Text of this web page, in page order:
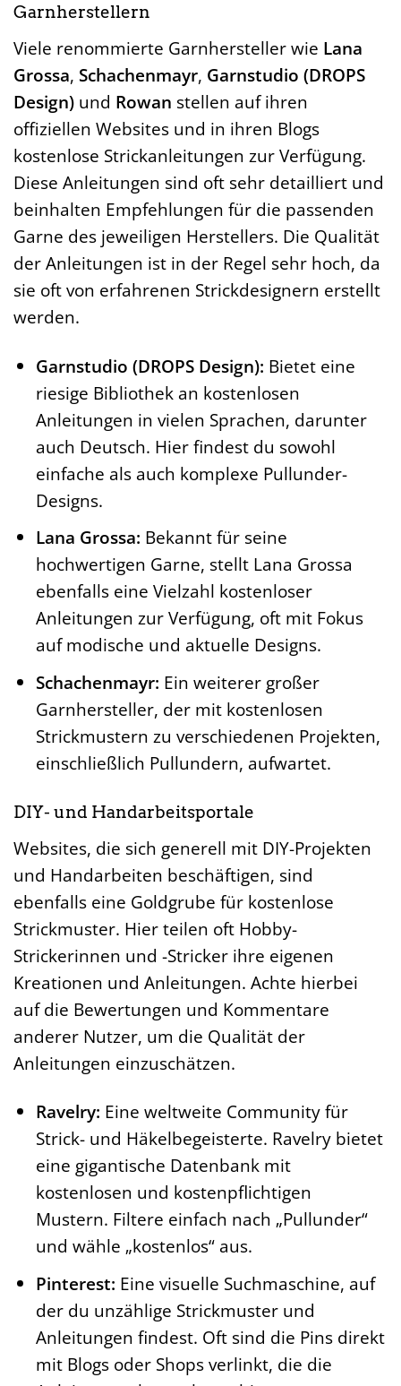
Garnherstellern
Viele renommierte Garnhersteller wie Lana
Grossa, Schachenmayr, Garnstudio (DROPS
Design) und Rowan stellen auf ihren
offiziellen Websites und in ihren Blogs
kostenlose Strickanleitungen zur Verfügung.
Diese Anleitungen sind oft sehr detailliert und
beinhalten Empfehlungen für die passenden
Garne des jeweiligen Herstellers. Die Qualität
der Anleitungen ist in der Regel sehr hoch, da
sie oft von erfahrenen Strickdesignern erstellt
werden.
Garnstudio (DROPS Design): Bietet eine
riesige Bibliothek an kostenlosen
Anleitungen in vielen Sprachen, darunter
auch Deutsch. Hier findest du sowohl
einfache als auch komplexe Pullunder-
Designs.
Lana Grossa: Bekannt für seine
hochwertigen Garne, stellt Lana Grossa
ebenfalls eine Vielzahl kostenloser
Anleitungen zur Verfügung, oft mit Fokus
auf modische und aktuelle Designs.
Schachenmayr: Ein weiterer großer
Garnhersteller, der mit kostenlosen
Strickmustern zu verschiedenen Projekten,
einschließlich Pullundern, aufwartet.
DIY- und Handarbeitsportale
Websites, die sich generell mit DIY-Projekten
und Handarbeiten beschäftigen, sind
ebenfalls eine Goldgrube für kostenlose
Strickmuster. Hier teilen oft Hobby-
Strickerinnen und -Stricker ihre eigenen
Kreationen und Anleitungen. Achte hierbei
auf die Bewertungen und Kommentare
anderer Nutzer, um die Qualität der
Anleitungen einzuschätzen.
Ravelry: Eine weltweite Community für
Strick- und Häkelbegeisterte. Ravelry bietet
eine gigantische Datenbank mit
kostenlosen und kostenpflichtigen
Mustern. Filtere einfach nach „Pullunder“
und wähle „kostenlos“ aus.
Pinterest: Eine visuelle Suchmaschine, auf
der du unzählige Strickmuster und
Anleitungen findest. Oft sind die Pins direkt
mit Blogs oder Shops verlinkt, die die